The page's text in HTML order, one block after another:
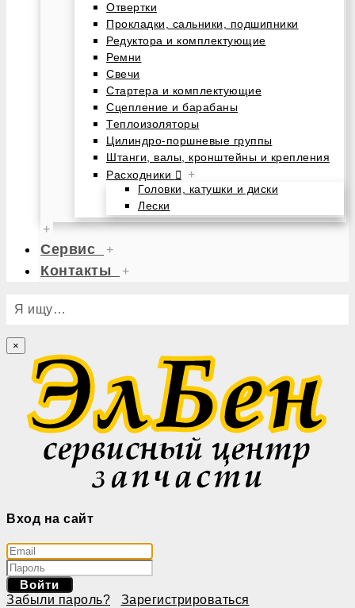
Отвертки
Прокладки, сальники, подшипники
Редуктора и комплектующие
Ремни
Свечи
Стартера и комплектующие
Сцепление и барабаны
Теплоизоляторы
Цилиндро-поршневые группы
Штанги, валы, кронштейны и крепления
Расходники
+
Головки, катушки и диски
Лески
+
Сервис +
Контакты +
Я ищу…
×
Вход на сайт
Войти
Забыли пароль?
Зарегистрироваться